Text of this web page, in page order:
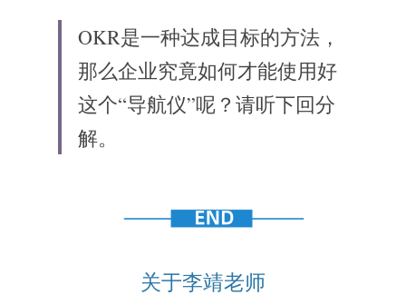
OKR是一种达成目标的方法，
那么企业究竟如何才能使用好
这个“导航仪”呢？请听下回分
解。
关于李靖老师